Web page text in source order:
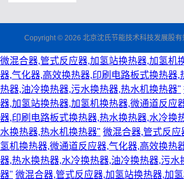
Copyright © 2026 北京沈氏节能技术科技发展股
微混合器,管式反应器,加氢站换热器,加氢机
器,气化器,高效换热器,印刷电路板式换热器,
热器,油冷换热器,污水换热器,热水机换热器"
器,加氢站换热器,加氢机换热器,微通道反应
器,印刷电路板式换热器,热水换热器,水冷换
水换热器,热水机换热器" 微混合器,管式反应
氢机换热器,微通道反应器,气化器,高效换热
器,热水换热器,水冷换热器,油冷换热器,污水
器" 微混合器,管式反应器,加氢站换热器,加